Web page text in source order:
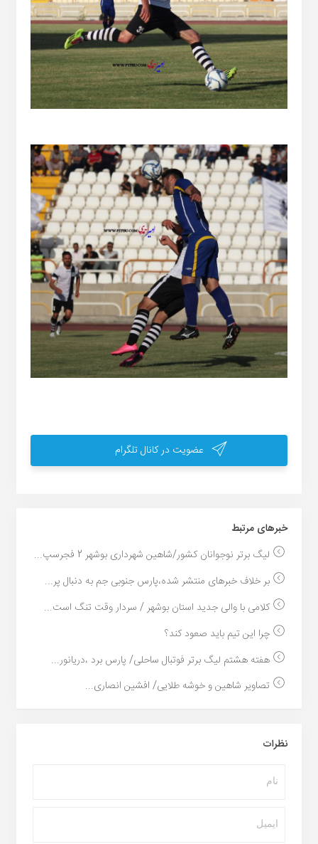
عضویت در کانال تلگرام
خبر‌های مرتبط
لیگ برتر نوجوانان کشور/شاهین شهرداری بوشهر 2 فجرسپ...
بر خلاف خبرهای منتشر شده،پارس جنوبی جم به دنبال پر...
کلامی با والی جدید استان بوشهر / سردار وقت تنگ است...
چرا این تیم باید صعود کند؟
هفته هشتم لیگ برتر فوتبال ساحلی/ پارس برد ،دریانور...
تصاویر شاهین و خوشه طلایی/ افشین انصاری...
نظرات